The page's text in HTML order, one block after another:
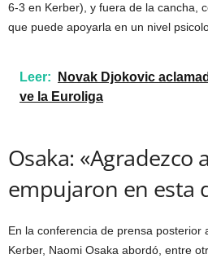
6-3 en Kerber), y fuera de la cancha,
que puede apoyarla en un nivel
Leer:
Novak Djokovic
ve la Euroliga
Osaka: «Agradezco
empujaron en esta
En la conferencia de prensa posterior
Kerber, Naomi Osaka abordó, entre